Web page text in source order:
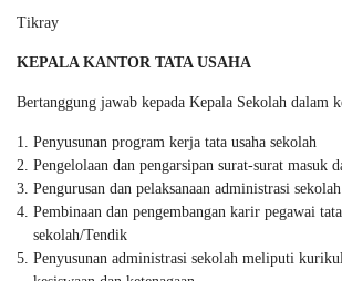
Tikray
KEPALA KANTOR TATA USAHA
Bertanggung jawab kepada Kepala Sekolah dalam
Penyusunan program kerja tata usaha sekolah
Pengelolaan dan pengarsipan surat-surat masuk
Pengurusan dan pelaksanaan administrasi sekolah
Pembinaan dan pengembangan karir pegawai
sekolah/Tendik
Penyusunan administrasi sekolah meliputi